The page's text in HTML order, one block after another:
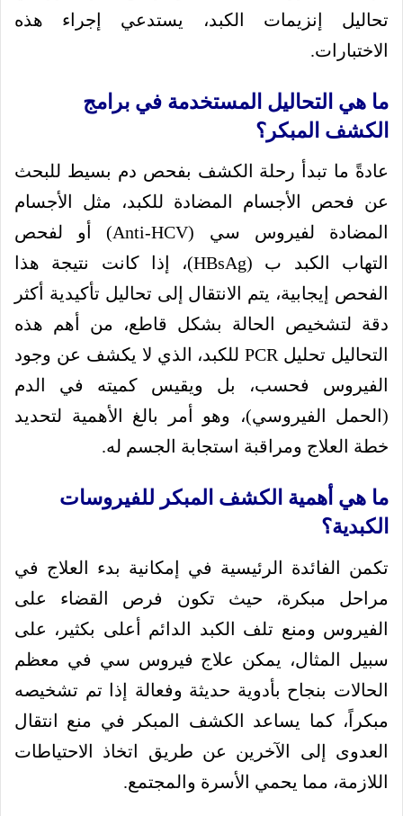
تحاليل إنزيمات الكبد، يستدعي إجراء هذه
الاختبارات.
ما هي التحاليل المستخدمة في برامج
الكشف المبكر؟
عادةً ما تبدأ رحلة الكشف بفحص دم بسيط للبحث
عن فحص الأجسام المضادة للكبد، مثل الأجسام
المضادة لفيروس سي (Anti-HCV) أو لفحص
التهاب الكبد ب (HBsAg)، إذا كانت نتيجة هذا
الفحص إيجابية، يتم الانتقال إلى تحاليل تأكيدية أكثر
دقة لتشخيص الحالة بشكل قاطع، من أهم هذه
التحاليل تحليل PCR للكبد، الذي لا يكشف عن وجود
الفيروس فحسب، بل ويقيس كميته في الدم
(الحمل الفيروسي)، وهو أمر بالغ الأهمية لتحديد
خطة العلاج ومراقبة استجابة الجسم له.
ما هي أهمية الكشف المبكر للفيروسات
الكبدية؟
تكمن الفائدة الرئيسية في إمكانية بدء العلاج في
مراحل مبكرة، حيث تكون فرص القضاء على
الفيروس ومنع تلف الكبد الدائم أعلى بكثير، على
سبيل المثال، يمكن علاج فيروس سي في معظم
الحالات بنجاح بأدوية حديثة وفعالة إذا تم تشخيصه
مبكراً، كما يساعد الكشف المبكر في منع انتقال
العدوى إلى الآخرين عن طريق اتخاذ الاحتياطات
اللازمة، مما يحمي الأسرة والمجتمع.